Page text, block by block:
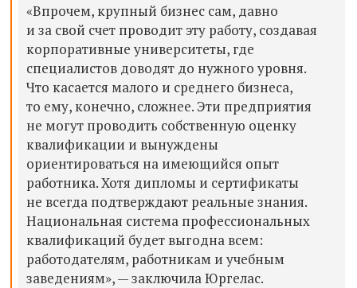
«Впрочем, крупный бизнес сам, давно
и за свой счет проводит эту работу, создавая
корпоративные университеты, где
специалистов доводят до нужного уровня.
Что касается малого и среднего бизнеса,
то ему, конечно, сложнее. Эти предприятия
не могут проводить собственную оценку
квалификации и вынуждены
ориентироваться на имеющийся опыт
работника. Хотя дипломы и сертификаты
не всегда подтверждают реальные знания.
Национальная система профессиональных
квалификаций будет выгодна всем:
работодателям, работникам и учебным
заведениям», — заключила Юргелас.